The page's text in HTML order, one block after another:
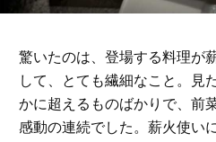
驚いたのは、登場する料理が
して、とても繊細なこと。見
かに超えるものばかりで、前
感動の連続でした。薪火使い